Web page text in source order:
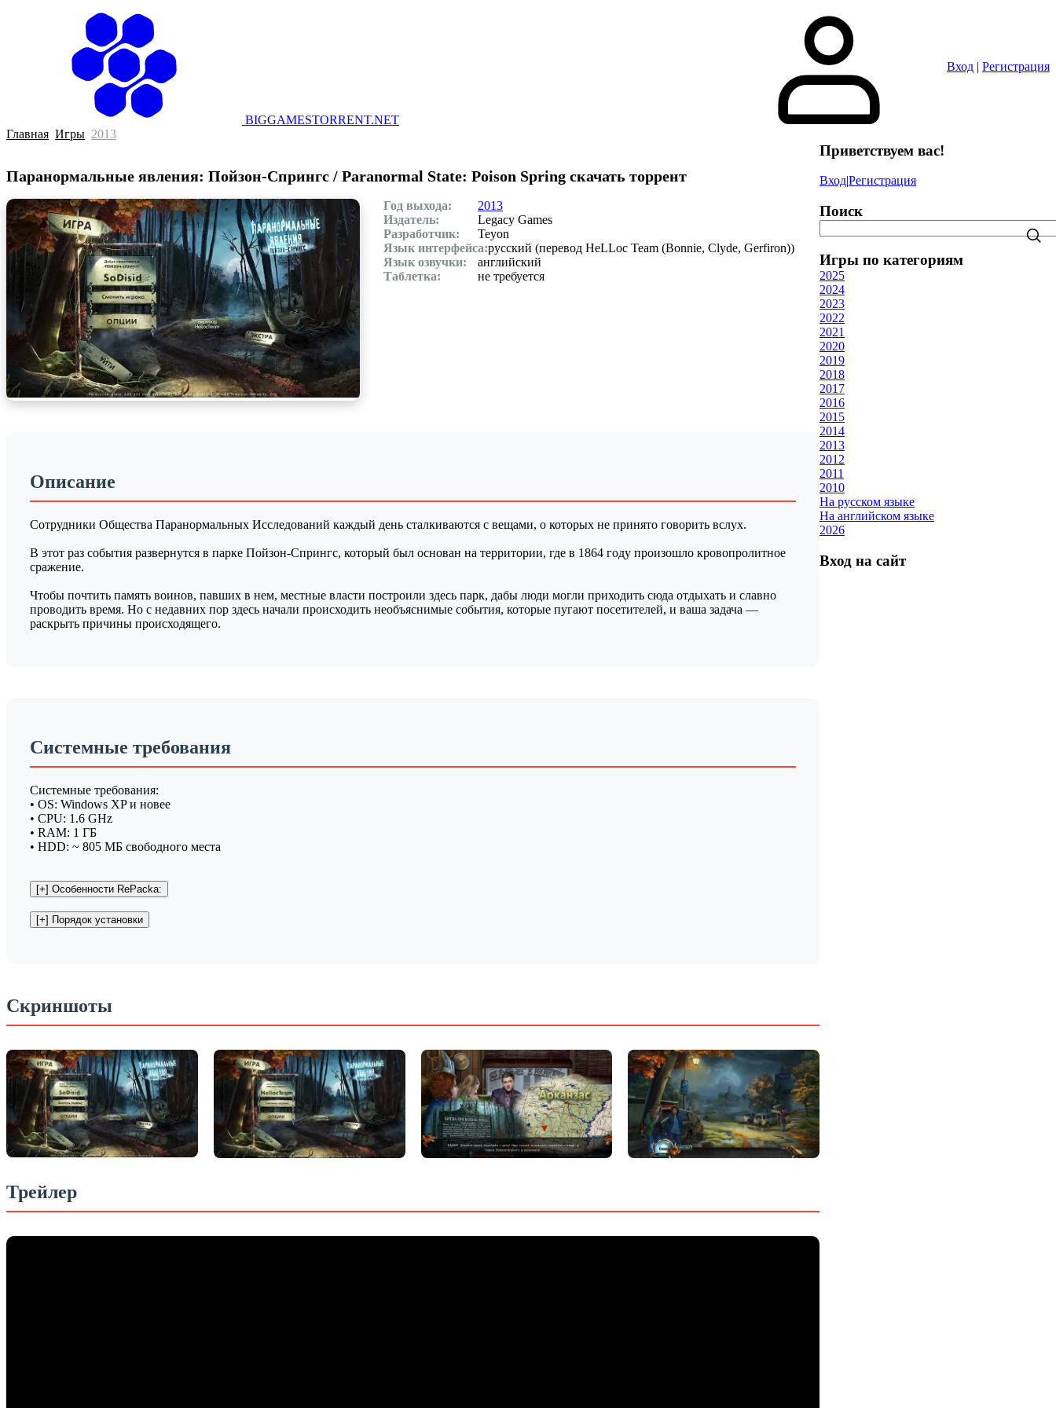
BIGGAMESTORRENT.NET
Вход | Регистрация
Главная Игры 2013
Паранормальные явления: Пойзон-Спрингс / Paranormal State: Poison Spring скачать торрент
Год выхода:
2013
Издатель:
Legacy Games
Разработчик:
Teyon
Язык интерфейса:русский (перевод HeLLoc Team (Bonnie, Clyde, Gerfiron))
Язык озвучки:
английский
Таблетка:
не требуется
Описание
Сотрудники Общества Паранормальных Исследований каждый день сталкиваются с вещами, о которых не принято говорить вслух.
В этот раз события развернутся в парке Пойзон-Спрингс, который был основан на территории, где в 1864 году произошло кровопролитное
сражение.
Чтобы почтить память воинов, павших в нем, местные власти построили здесь парк, дабы люди могли приходить сюда отдыхать и славно
проводить время. Но с недавних пор здесь начали происходить необъяснимые события, которые пугают посетителей, и ваша задача —
раскрыть причины происходящего.
Системные требования
Системные требования:
• OS: Windows XP и новее
• CPU: 1.6 GHz
• RAM: 1 ГБ
• HDD: ~ 805 МБ свободного места
Скриншоты
Трейлер
Приветствуем вас!
Вход|Регистрация
Поиск
Игры по категориям
2025
2024
2023
2022
2021
2020
2019
2018
2017
2016
2015
2014
2013
2012
2011
2010
На русском языке
На английском языке
2026
Вход на сайт